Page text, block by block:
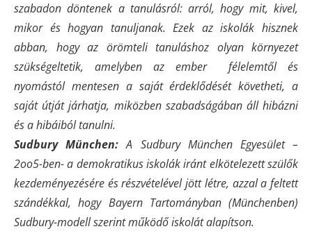
szabadon döntenek a tanulásról: arról, hogy mit, kivel,
mikor és hogyan tanuljanak. Ezek az iskolák hisznek
abban, hogy az örömteli tanuláshoz olyan környezet
szükségeltetik, amelyben az ember félelemtől és
nyomástól mentesen a saját érdeklődését követheti, a
saját útját járhatja, miközben szabadságában áll hibázni
és a hibáiból tanulni.
Sudbury München: A Sudbury München Egyesület –
2oo5-ben- a demokratikus iskolák iránt elkötelezett szülők
kezdeményezésére és részvételével jött létre, azzal a feltett
szándékkal, hogy Bayern Tartományban (Münchenben)
Sudbury-modell szerint működő iskolát alapítson.